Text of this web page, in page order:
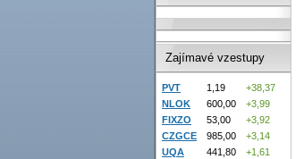
Zajímavé vzestupy
PVT 1,19
+38,37
NLOK
600,00
+3,99
FIXZO
53,00
+3,92
CZGCE
985,00
+3,14
UQA
441,80 +1,61